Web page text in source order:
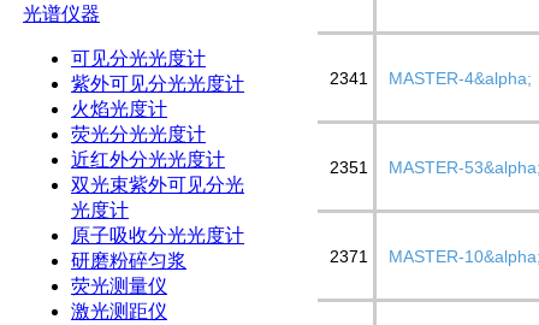
光谱仪器
可见分光光度计
紫外可见分光光度计
火焰光度计
荧光分光光度计
近红外分光光度计
双光束紫外可见分光
光度计
原子吸收分光光度计
研磨粉碎匀浆
荧光测量仪
激光测距仪
2341 MASTER-4&alpha;
2351 MASTER-
2371 MASTER-